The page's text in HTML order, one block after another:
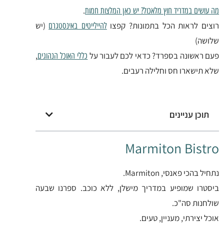
מה עושים במדריד חוץ מלאכול? יש כאן המלצות חמות.
רוצים לראות הכל בתמונות? קפצולהיילייטים באינסטגרם (יש
שלושה)
פעם ראשונה בספרד? כדאי לכם לעבור על כללי האוכל הנהוגים,
שלא תישארו חס וחלילה רעבים.
תוכן עניינים
Marmiton Bistro
נתחיל בהכי פאנסי, Marmiton
.
ביסטרו שמופיע במדריך מישלן, ללא כוכב. ספרנו שבעה
שולחנות סה"כ.
אוכל יצירתי, מעניין, טעים.